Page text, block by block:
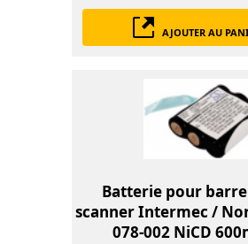
AJOUTER AU
Batterie pour
scanner Intermec /
078-002 NiCD